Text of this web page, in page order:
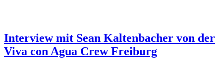
Interview mit Sean Kaltenbacher von der
Viva con Agua Crew Freiburg